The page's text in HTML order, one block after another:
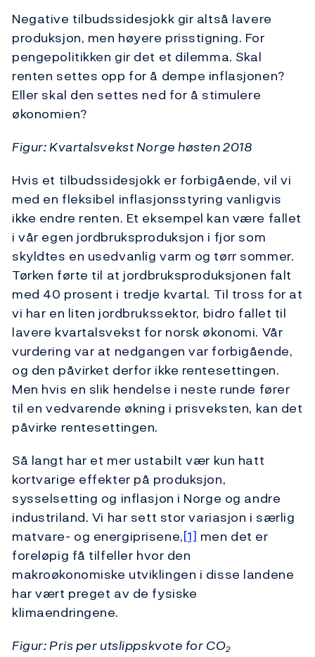
Negative tilbudssidesjokk gir altså lavere
produksjon, men høyere prisstigning. For
pengepolitikken gir det et dilemma. Skal
renten settes opp for å dempe inflasjonen?
Eller skal den settes ned for å stimulere
økonomien?
Figur: Kvartalsvekst Norge høsten 2018
Hvis et tilbudssidesjokk er forbigående, vil vi
med en fleksibel inflasjonsstyring vanligvis
ikke endre renten. Et eksempel kan være fallet
i vår egen jordbruksproduksjon i fjor som
skyldtes en usedvanlig varm og tørr sommer.
Tørken førte til at jordbruksproduksjonen falt
med 40 prosent i tredje kvartal. Til tross for at
vi har en liten jordbrukssektor, bidro fallet til
lavere kvartalsvekst for norsk økonomi. Vår
vurdering var at nedgangen var forbigående,
og den påvirket derfor ikke rentesettingen.
Men hvis en slik hendelse i neste runde fører
til en vedvarende økning i prisveksten, kan det
påvirke rentesettingen.
Så langt har et mer ustabilt vær kun hatt
kortvarige effekter på produksjon,
sysselsetting og inflasjon i Norge og andre
industriland. Vi har sett stor variasjon i særlig
matvare- og energiprisene,[1] men det er
foreløpig få tilfeller hvor den
makroøkonomiske utviklingen i disse landene
har vært preget av de fysiske
klimaendringene.
Figur: Pris per utslippskvote for CO2